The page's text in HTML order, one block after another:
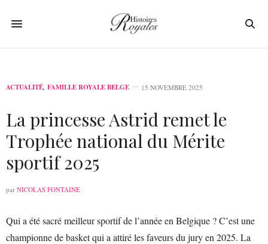
ACTUALITÉ, FAMILLE ROYALE BELGE 15 NOVEMBRE 2025
La princesse Astrid remet le
Trophée national du Mérite
sportif 2025
par NICOLAS FONTAINE
Qui a été sacré meilleur sportif de l’année en Belgique ? C’est une
championne de basket qui a attiré les faveurs du jury en 2025. La